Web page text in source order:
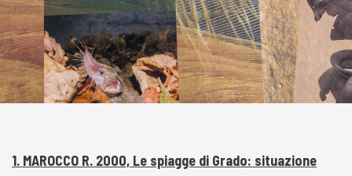
1. MAROCCO R. 2000, Le spiagge di Grado: situazione